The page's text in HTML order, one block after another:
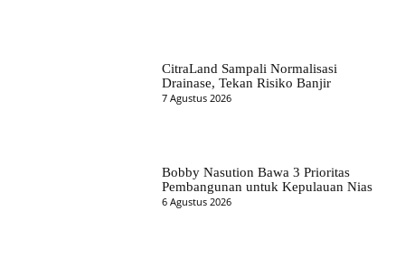
CitraLand Sampali Normalisasi
Drainase, Tekan Risiko Banjir
7 Agustus 2026
Bobby Nasution Bawa 3 Prioritas
Pembangunan untuk Kepulauan Nias
6 Agustus 2026